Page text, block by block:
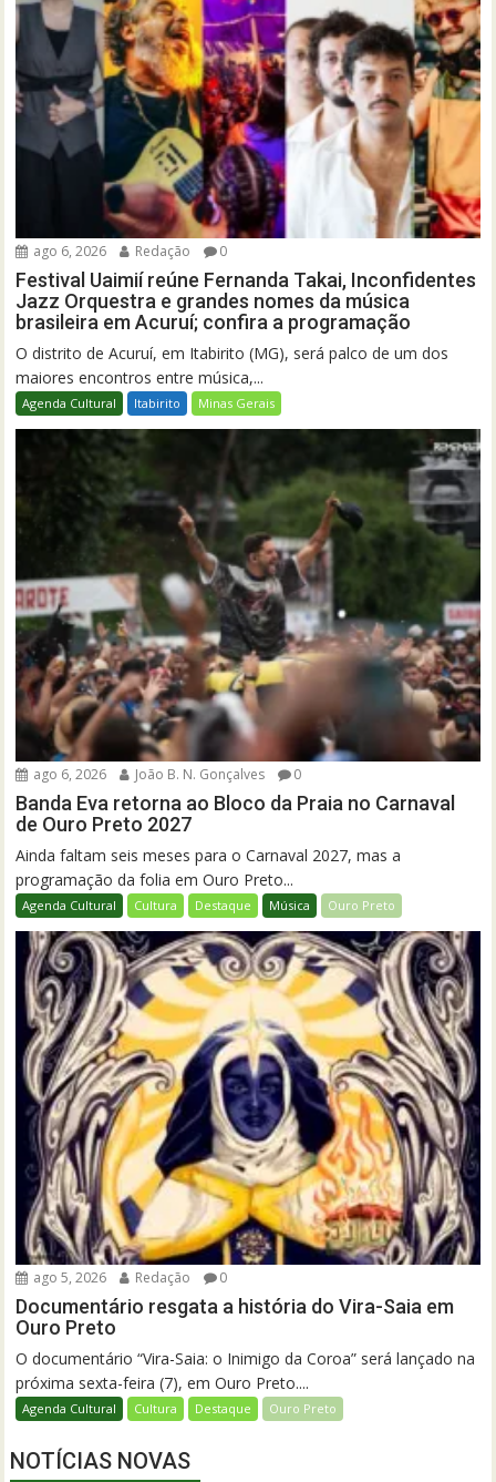
ago 6, 2026 Redação 0
Festival Uaimií reúne Fernanda Takai, Inconfidentes
Jazz Orquestra e grandes nomes da música
brasileira em Acuruí; confira a programação
O distrito de Acuruí, em Itabirito (MG), será palco de um dos
maiores encontros entre música,...
Agenda Cultural Itabirito Minas Gerais
ago 6, 2026 João B. N. Gonçalves 0
Banda Eva retorna ao Bloco da Praia no Carnaval
de Ouro Preto 2027
Ainda faltam seis meses para o Carnaval 2027, mas a
programação da folia em Ouro Preto...
Agenda Cultural Cultura Destaque Música Ouro Preto
ago 5, 2026 Redação 0
Documentário resgata a história do Vira-Saia em
Ouro Preto
O documentário “Vira-Saia: o Inimigo da Coroa” será lançado na
próxima sexta-feira (7), em Ouro Preto....
Agenda Cultural Cultura Destaque Ouro Preto
NOTÍCIAS NOVAS